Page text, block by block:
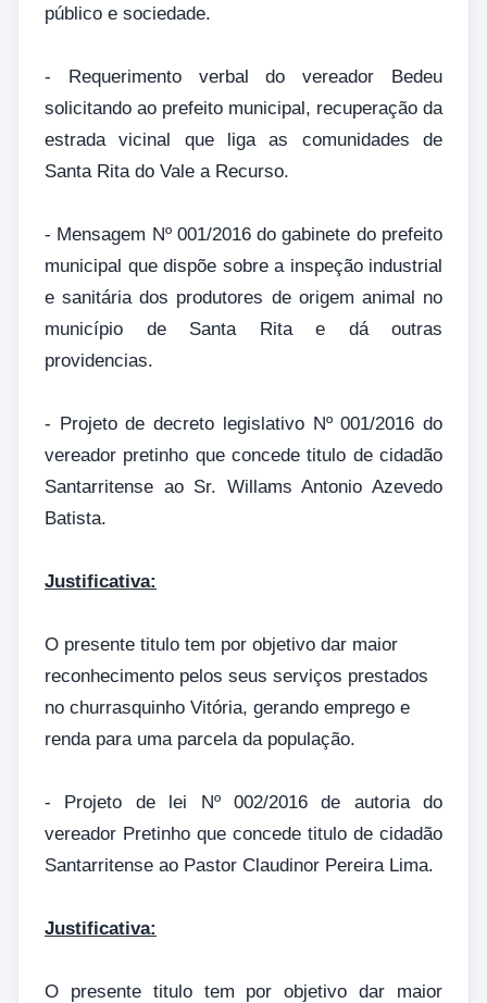
público e sociedade.
- Requerimento verbal do vereador Bedeu
solicitando ao prefeito municipal, recuperação da
estrada vicinal que liga as comunidades de
Santa Rita do Vale a Recurso.
- Mensagem Nº 001/2016 do gabinete do prefeito
municipal que dispõe sobre a inspeção industrial
e sanitária dos produtores de origem animal no
município de Santa Rita e dá outras
providencias.
- Projeto de decreto legislativo Nº 001/2016 do
vereador pretinho que concede titulo de cidadão
Santarritense ao Sr. Willams Antonio Azevedo
Batista.
Justificativa:
O presente titulo tem por objetivo dar maior
reconhecimento pelos seus serviços prestados
no churrasquinho Vitória, gerando emprego e
renda para uma parcela da população.
- Projeto de lei Nº 002/2016 de autoria do
vereador Pretinho que concede titulo de cidadão
Santarritense ao Pastor Claudinor Pereira Lima.
Justificativa:
O presente titulo tem por objetivo dar maior